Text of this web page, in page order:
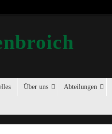
Über uns Abteilungen